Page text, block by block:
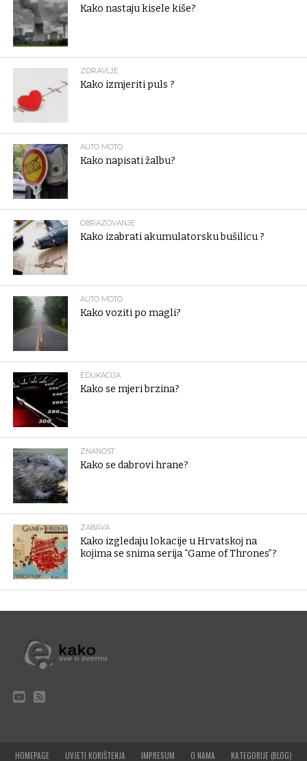
Kako nastaju kisele kiše?
ZDRAVLJE
Kako izmjeriti puls ?
AUTO MOTO
Kako napisati žalbu?
OBRAZOVANJE
Kako izabrati akumulatorsku bušilicu ?
AUTO MOTO
Kako voziti po magli?
EDUKACIJA
Kako se mjeri brzina?
ZNANOST
Kako se dabrovi hrane?
ZABAVA
Kako izgledaju lokacije u Hrvatskoj na
kojima se snima serija “Game of Thrones”?
HOMEPAGE UVJETI KORIŠTENJA IMPRESUM O NAMA KATEGORIJE (BLOG)